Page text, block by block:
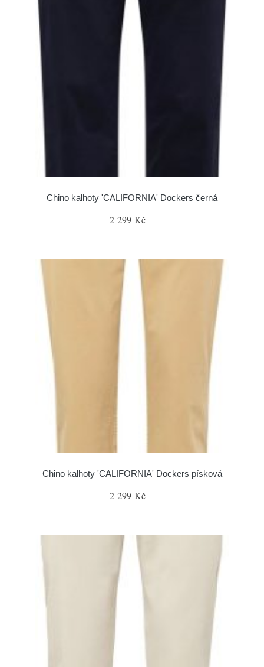
Chino kalhoty 'CALIFORNIA' Dockers černá
2 299 Kč
Chino kalhoty 'CALIFORNIA' Dockers písková
2 299 Kč